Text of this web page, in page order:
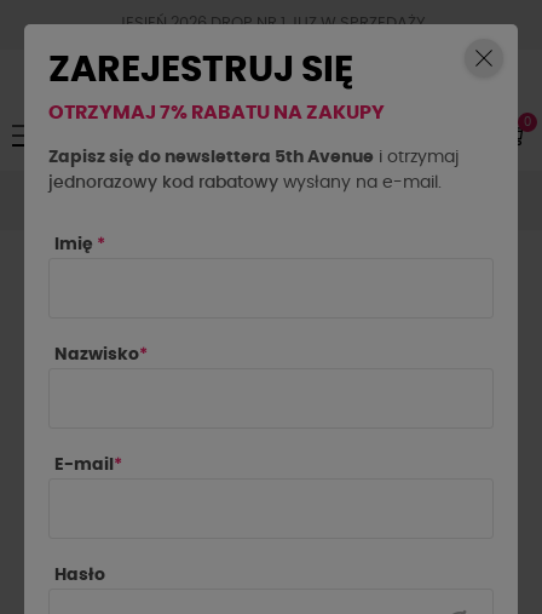
JESIEŃ 2026 DROP NR.1 JUZ W SPRZEDAŻY
Toggle
navigation
☰ 0
Spodnie Spodnie materiałowe
Spodnie materiałowe
ZAREJESTRUJ SIĘ
OTRZYMAJ 7% RABATU NA ZAKUPY
Zapisz się do newslettera 5th Avenue i otrzymaj
jednorazowy kod rabatowy wysłany na e-mail.
Imię *
Nazwisko*
E-mail *
Hasło